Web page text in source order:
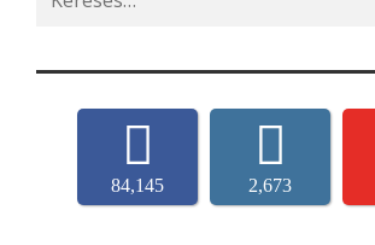
for:
84,145 2,673